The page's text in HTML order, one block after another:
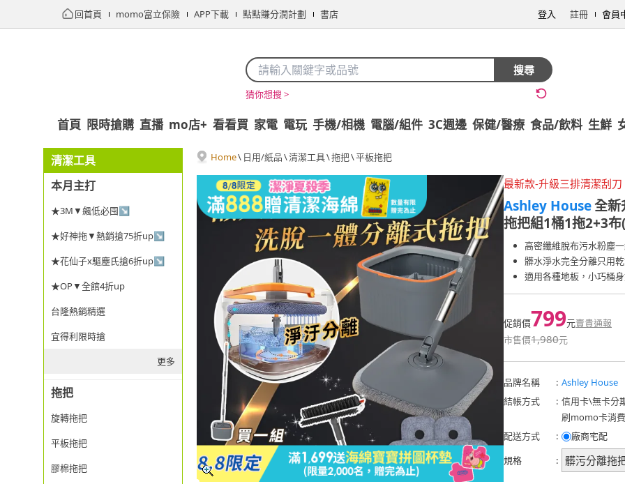
回首頁 momo富立保險 APP下載 點點賺分潤計劃 書店 登入 註冊 會員
搜尋
猜你想搜 >
首頁 限時搶購 直播 mo店+ 看看買 家電 電玩 手機/相機 電腦/組件 3C週邊 保健/醫療 食品/飲料 生鮮
清潔工具
本月主打
★3M▼飆低必囤↘
★好神拖▼熱銷搶75折up↘
★花仙子x驅塵氏搶6折up↘
★OP▼全館4折up
台隆熱銷精選
宜得利限時搶
更多
拖把
旋轉拖把
平板拖把
膠棉拖把
Home\ 日用/紙品\清潔工具\拖把\平板拖把
最新款-升級三排清潔刮刀
Ashley House全新
拖把組1桶1拖2+3
高密纖維脫布污水粉塵
髒水淨水完全分離只用
適用各種地板，小巧桶
促銷價799元賣貴通報
市售價1,980元
品牌名稱 : Ashley House
結帳方式
: 信用卡\無卡分
刷momo卡消
配送方式
:
廠商宅配
規格
: 髒污分離拖